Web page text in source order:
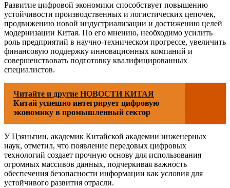
Развитие цифровой экономики способствует повышению
устойчивости производственных и логистических цепочек,
продвижению новой индустриализации и достижению целей
модернизации Китая. По его мнению, необходимо усилить
роль предприятий в научно-техническом прогрессе, увеличить
финансовую поддержку инновационных компаний и
совершенствовать подготовку квалифицированных
специалистов.
Читайте и другие НОВОСТИ КИТАЯ
Китай успешно интегрирует цифровую
экономику в промышленный сектор
У Цзяньпин, академик Китайской академии инженерных
наук, отметил, что появление передовых цифровых
технологий создает прочную основу для использования
огромных массивов данных, подчеркивая важность
обеспечения безопасности информации как условия для
устойчивого развития отрасли.